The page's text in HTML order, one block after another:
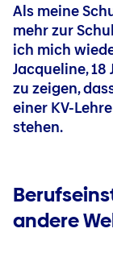
Als meine
mehr zur
ich mich
Jacqueline,
zu zeigen,
einer KV-
stehen.
andere